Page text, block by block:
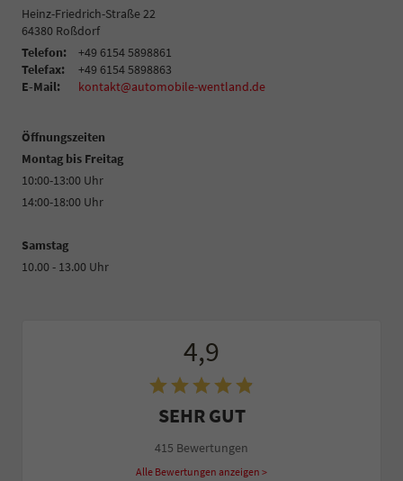
Heinz-Friedrich-Straße 22
64380 Roßdorf
Telefon:
+49 6154 5898861
Telefax:
+49 6154 5898863
E-Mail:
kontakt@automobile-wentland.de
Öffnungszeiten
Montag bis Freitag
10:00-13:00 Uhr
14:00-18:00 Uhr
Samstag
10.00 - 13.00 Uhr
4,9
SEHR GUT
415 Bewertungen
Alle Bewertungen anzeigen >